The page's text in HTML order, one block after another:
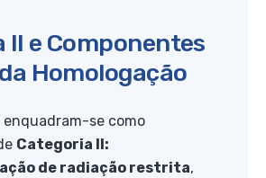
II e Componentes
Homologação
enquadram-se como
Categoria II:
de radiação restrita,